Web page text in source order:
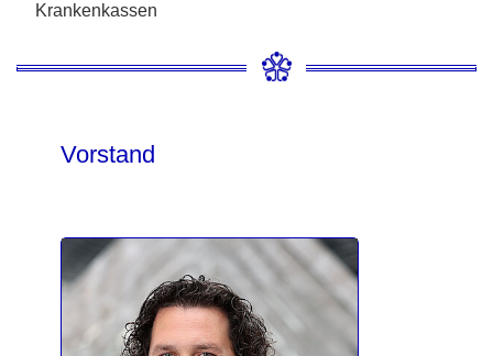
Krankenkassen
Vorstand